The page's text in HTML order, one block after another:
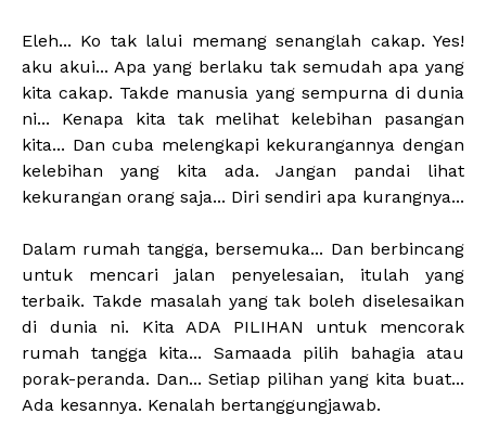
Eleh... Ko tak lalui memang senanglah cakap. Yes!
aku akui... Apa yang berlaku tak semudah apa yang
kita cakap. Takde manusia yang sempurna di dunia
ni... Kenapa kita tak melihat kelebihan pasangan
kita... Dan cuba melengkapi kekurangannya dengan
kelebihan yang kita ada. Jangan pandai lihat
kekurangan orang saja... Diri sendiri apa kurangnya...
Dalam rumah tangga, bersemuka... Dan berbincang
untuk mencari jalan penyelesaian, itulah yang
terbaik. Takde masalah yang tak boleh diselesaikan
di dunia ni. Kita ADA PILIHAN untuk mencorak
rumah tangga kita... Samaada pilih bahagia atau
porak-peranda. Dan... Setiap pilihan yang kita buat...
Ada kesannya. Kenalah bertanggungjawab.